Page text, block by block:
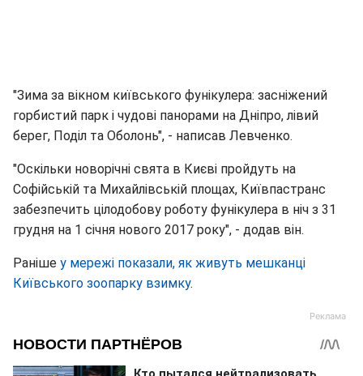
"Зима за вікном київського фунікулера: засніжений
горбистий парк і чудові панорами на Дніпро, лівий
берег, Поділ та Оболонь", - написав Левченко.
"Оскільки новорічні свята в Києві пройдуть на
Софійській та Михайлівській площах, Київпастранс
забезпечить цілодобову роботу фунікулера в ніч з 31
грудня на 1 січня нового 2017 року", - додав він.
Раніше у мережі показали, як живуть мешканці
Київського зоопарку взимку.